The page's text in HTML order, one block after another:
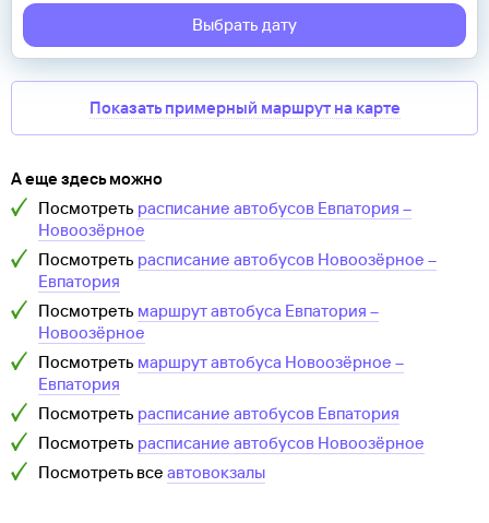
Выбрать дату
Показать примерный маршрут на карте
А еще здесь можно
Посмотреть расписание автобусов Евпатория –
Новоозёрное
Посмотреть расписание автобусов Новоозёрное –
Евпатория
Посмотреть маршрут автобуса Евпатория –
Новоозёрное
Посмотреть маршрут автобуса Новоозёрное –
Евпатория
Посмотреть расписание автобусов Евпатория
Посмотреть расписание автобусов Новоозёрное
Посмотреть все автовокзалы